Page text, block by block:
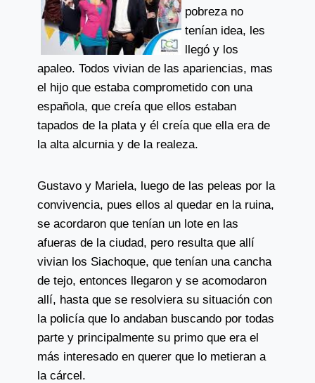
pobreza no
tenían idea, les
llegó y los
apaleo. Todos vivian de las apariencias, mas
el hijo que estaba comprometido con una
española, que creía que ellos estaban
tapados de la plata y él creía que ella era de
la alta alcurnia y de la realeza.
Gustavo y Mariela, luego de las peleas por la
convivencia, pues ellos al quedar en la ruina,
se acordaron que tenían un lote en las
afueras de la ciudad, pero resulta que allí
vivian los Siachoque, que tenían una cancha
de tejo, entonces llegaron y se acomodaron
allí, hasta que se resolviera su situación con
la policía que lo andaban buscando por todas
parte y principalmente su primo que era el
más interesado en querer que lo metieran a
la cárcel.